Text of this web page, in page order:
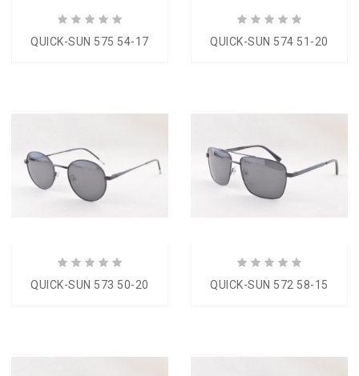
QUICK-SUN 575 54-17 QUICK-SUN 574 51-20
QUICK-SUN 573 50-20 QUICK-SUN 572 58-15